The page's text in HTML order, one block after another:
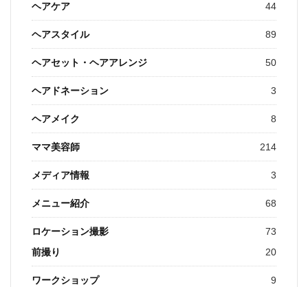
ヘアケア 44
ヘアスタイル 89
ヘアセット・ヘアアレンジ 50
ヘアドネーション 3
ヘアメイク 8
ママ美容師 214
メディア情報 3
メニュー紹介 68
ロケーション撮影
73
前撮り
20
ワークショップ 9